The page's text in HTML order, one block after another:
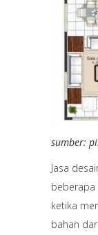
sumber:
Jasa
beberapa
ketika
bahan